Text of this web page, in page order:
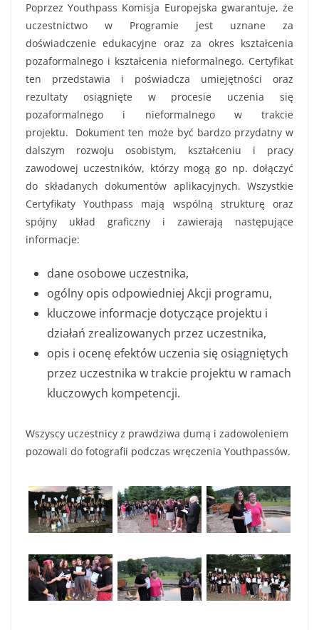
Poprzez Youthpass Komisja Europejska gwarantuje, że
uczestnictwo w Programie jest uznane za
doświadczenie edukacyjne oraz za okres kształcenia
pozaformalnego i kształcenia nieformalnego. Certyfikat
ten przedstawia i poświadcza umiejętności oraz
rezultaty osiągnięte w procesie uczenia się
pozaformalnego i nieformalnego w trakcie
projektu. Dokument ten może być bardzo przydatny w
dalszym rozwoju osobistym, kształceniu i pracy
zawodowej uczestników, którzy mogą go np. dołączyć
do składanych dokumentów aplikacyjnych. Wszystkie
Certyfikaty Youthpass mają wspólną strukturę oraz
spójny układ graficzny i zawierają następujące
informacje:
dane osobowe uczestnika,
ogólny opis odpowiedniej Akcji programu,
kluczowe informacje dotyczące projektu i
działań zrealizowanych przez uczestnika,
opis i ocenę efektów uczenia się osiągniętych
przez uczestnika w trakcie projektu w ramach
kluczowych kompetencji.
Wszyscy uczestnicy z prawdziwa dumą i zadowoleniem
pozowali do fotografii podczas wręczenia Youthpassów.